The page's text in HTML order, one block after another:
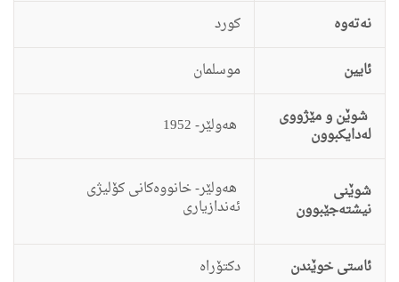
نەتەوە
كورد
ئایین
موسلمان
شوێن و مێژووی
لەدایکبوون هه‌ولێر- 1952
شوێنی
نیشتەجێبوون
هه‌ولێر- خانووه‌كانى كۆلیژى
ئه‌ندازیارى
ئاستى خوێندن دكتۆراه